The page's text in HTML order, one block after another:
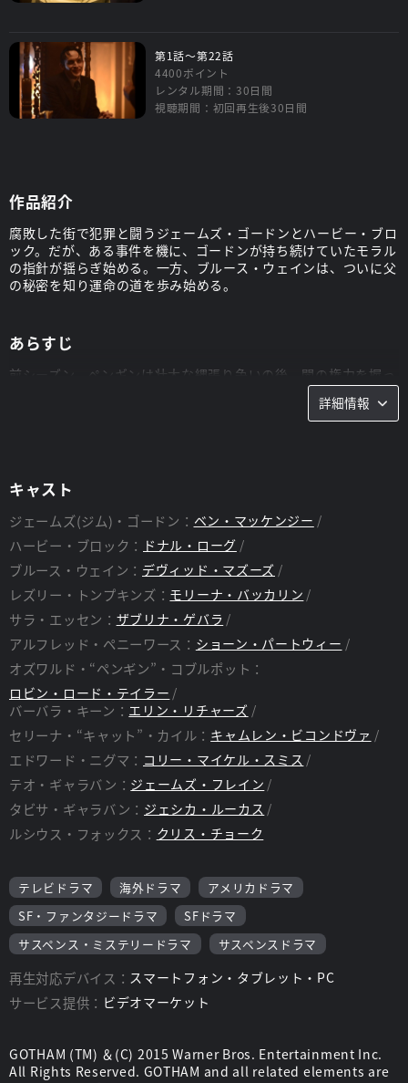
第1話～第22話
4400ポイント
レンタル期間：30日間
視聴期間：初回再生後30日間
作品紹介
腐敗した街で犯罪と闘うジェームズ・ゴードンとハービー・ブロ
ック。だが、ある事件を機に、ゴードンが持ち続けていたモラル
の指針が揺らぎ始める。一方、ブルース・ウェインは、ついに父
の秘密を知り運命の道を歩み始める。
あらすじ
前シーズン、ペンギンは壮大な縄張り争いの後、闇の権力を握っ
た。今シーズン、ニグマは市警の検視官から錯乱状態のヴィラン
へと変貌し、セリーナは犯罪者となり、バーバラは精神的な危機
に陥る。そんな中、街に、救世主のような企業家テオ・ギャラバ
詳細情報
キャスト
ジェームズ(ジム)・ゴードン： ベン・マッケンジー
ハービー・ブロック： ドナル・ローグ
ブルース・ウェイン： デヴィッド・マズーズ
レズリー・トンプキンズ： モリーナ・バッカリン
サラ・エッセン： ザブリナ・ゲバラ
アルフレッド・ペニーワース： ショーン・パートウィー
オズワルド・“ペンギン”・コブルポット：
ロビン・ロード・テイラー
バーバラ・キーン： エリン・リチャーズ
セリーナ・“キャット”・カイル： キャムレン・ビコンドヴァ
エドワード・ニグマ： コリー・マイケル・スミス
テオ・ギャラバン： ジェームズ・フレイン
タビサ・ギャラバン： ジェシカ・ルーカス
ルシウス・フォックス： クリス・チョーク
テレビドラマ 海外ドラマ
アメリカドラマ
SF・ファンタジードラマ
SFドラマ
サスペンス・ミステリードラマ
サスペンスドラマ
再生対応デバイス： スマートフォン・タブレット・PC
サービス提供： ビデオマーケット
GOTHAM (TM) ＆(C) 2015 Warner Bros. Entertainment Inc.
All Rights Reserved. GOTHAM and all related elements are